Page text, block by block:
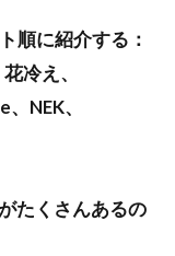
順に紹介する：
冷え、
NEK、
たくさんあるの